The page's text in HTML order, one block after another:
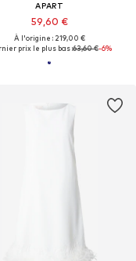
APART
59,60 €
À l'origine : 219,00 €
prix le plus bas :63,60 €-6%